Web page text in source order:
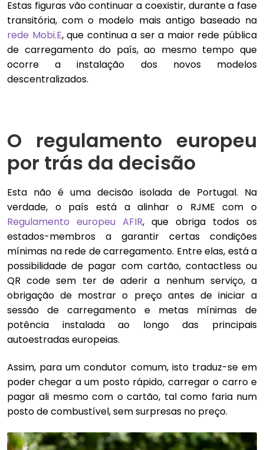
Estas figuras vão continuar a coexistir, durante a fase
transitória, com o modelo mais antigo baseado na
rede Mobi.E, que continua a ser a maior rede pública
de carregamento do país, ao mesmo tempo que
ocorre a instalação dos novos modelos
descentralizados.
O regulamento europeu
por trás da decisão
Esta não é uma decisão isolada de Portugal. Na
verdade, o país está a alinhar o RJME com o
Regulamento europeu AFIR, que obriga todos os
estados-membros a garantir certas condições
mínimas na rede de carregamento. Entre elas, está a
possibilidade de pagar com cartão, contactless ou
QR code sem ter de aderir a nenhum serviço, a
obrigação de mostrar o preço antes de iniciar a
sessão de carregamento e metas mínimas de
potência instalada ao longo das principais
autoestradas europeias.
Assim, para um condutor comum, isto traduz-se em
poder chegar a um posto rápido, carregar o carro e
pagar ali mesmo com o cartão, tal como faria num
posto de combustível, sem surpresas no preço.